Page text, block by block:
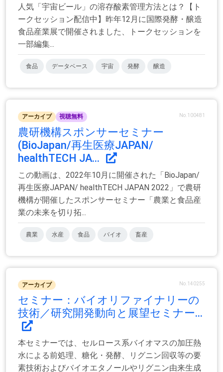
人気「宇宙ビール」の溶存酸素管理方法とは？【ト
ークセッション配信中】昨年12月に国際発酵・醸造
食品産業展で開催されました、トークセッションを
一部編集...
食品 データベース 宇宙 発酵 醸造
アーカイブ 視聴無料 No.100481
農研機構スポンサーセミナー
(BioJapan/再生医療JAPAN/
healthTECH JA...
この動画は、2022年10月に開催された「BioJapan/
再生医療JAPAN/ healthTECH JAPAN 2022」で農研
機構が開催したスポンサーセミナー「農業と食品産
業の未来を切り拓...
農業 水産 食品 バイオ 畜産
アーカイブ No.140255
セミナー：バイオリファイナリーの
技術／研究開発動向と展望セミナー...
本セミナーでは、セルロース系バイオマスの加圧熱
水による前処理、糖化・発酵、リグニン回収等の要
素技術およびバイオエタノールやリグニン由来生成